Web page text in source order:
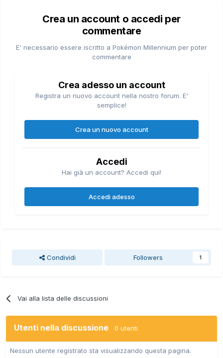
Crea un account o accedi per
commentare
E' necessario essere iscritto a Pokémon Millennium per poter
commentare
Crea adesso un account
Registra un nuovo account nella nostro forum. E'
semplice!
Crea un nuovo account
Accedi
Hai già un account? Accedi qui!
Accedi adesso
Condividi Followers 1
Vai alla lista delle discussioni
Utenti nella discussione 0 utenti
Nessun utente registrato sta visualizzando questa pagina.